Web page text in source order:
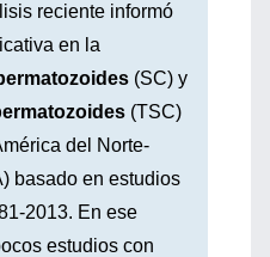
reciente informó
en la
(SC) y
(TSC)
del Norte-
basado en estudios
2013. En ese
estudios con